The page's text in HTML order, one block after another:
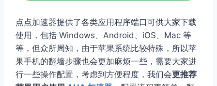
点点加速器提供了各类应用程序端口可供大家下载
使用，包括 Windows、Android、iOS、Mac 等
等，但众所周知，由于苹果系统比较特殊，所以苹
果手机的翻墙步骤也会更加麻烦一些，需要大家进
行一些操作配置，考虑到方便程度，我们会更推荐